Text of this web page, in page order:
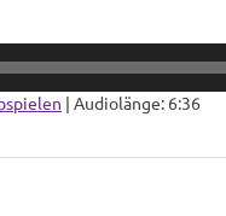
| Audiolänge: 6:36